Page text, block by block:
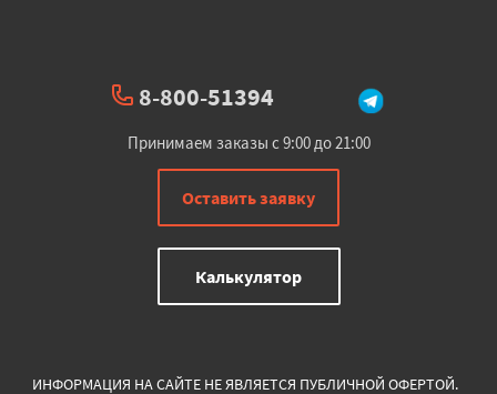
8-800-51394
Принимаем заказы с 9:00 до 21:00
Оставить заявку
Калькулятор
ИНФОРМАЦИЯ НА САЙТЕ НЕ ЯВЛЯЕТСЯ ПУБЛИЧНОЙ ОФЕРТОЙ.